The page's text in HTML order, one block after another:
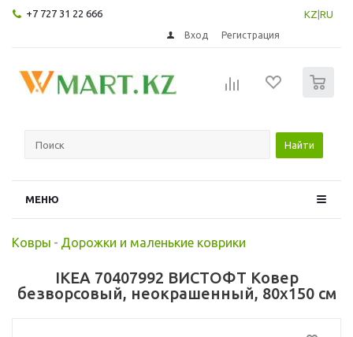
+7 727 31 22 666 KZ RU
Вход Регистрация
Найти
МЕНЮ
Ковры - Дорожки и маленькие коврики
IKEA 70407992 ВИСТОФТ Ковер
безворсовый, неокрашенный, 80x150 см